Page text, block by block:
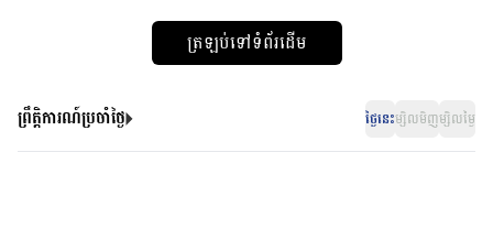
ត្រឡប់ទៅទំព័រដើម
ព្រឹត្តិការណ៍ប្រចាំថ្ងៃ ថ្ងៃនេះម្សិលមិញម្សិលម្ងៃ